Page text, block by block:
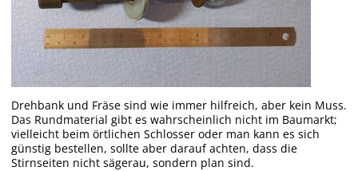
Drehbank und Fräse sind wie immer hilfreich, aber kein Muss.
Das Rundmaterial gibt es wahrscheinlich nicht im Baumarkt;
vielleicht beim örtlichen Schlosser oder man kann es sich
günstig bestellen, sollte aber darauf achten, dass die
Stirnseiten nicht sägerau, sondern plan sind.